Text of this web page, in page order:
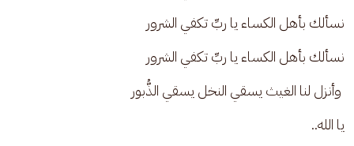
نسألك بأهل الكساء يا ربِّ تكفي الشرور
نسألك بأهل الكساء يا ربِّ تكفي الشرور
وأنزل لنا الغيث يسقي النخل يسقي الذُّبور
يا الله..